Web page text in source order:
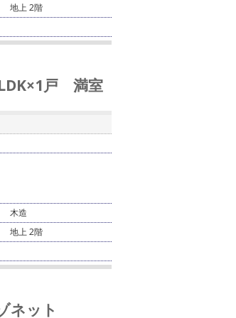
地上 2階
戸 満室
木造
地上 2階
ット